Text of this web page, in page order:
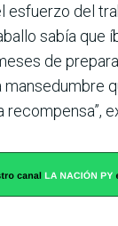
esfuerzo del
sabía que
de
mansedumbre
recompensa”,